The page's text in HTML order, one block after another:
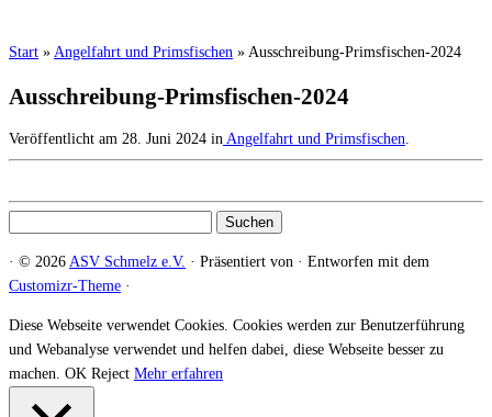
Start » Angelfahrt und Primsfischen » Ausschreibung-Primsfischen-2024
Ausschreibung-Primsfischen-2024
Veröffentlicht am 28. Juni 2024 in Angelfahrt und Primsfischen.
· © 2026 ASV Schmelz e.V. · Präsentiert von · Entworfen mit dem
Customizr-Theme ·
Diese Webseite verwendet Cookies. Cookies werden zur Benutzerführung
und Webanalyse verwendet und helfen dabei, diese Webseite besser zu
machen. OK Reject Mehr erfahren